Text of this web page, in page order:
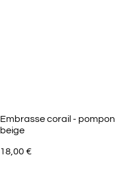
Embrasse corail - pompon
beige
18,00 €